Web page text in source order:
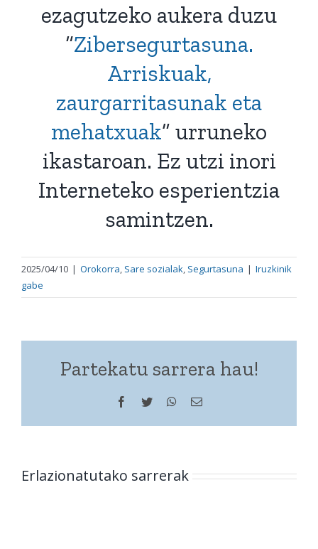
ezagutzeko aukera duzu
“Zibersegurtasuna.
Arriskuak,
zaurgarritasunak eta
mehatxuak” urruneko
ikastaroan. Ez utzi inori
Interneteko esperientzia
samintzen.
2025/04/10 | Orokorra, Sare sozialak, Segurtasuna | Iruzkinik
gabe
Partekatu sarrera hau!
Facebook
Twitter WhatsApp
Helbide
Erlazionatutako sarrerak